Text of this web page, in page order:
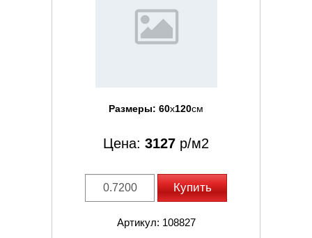
Размеры: 60x120см
Цена: 3127 р/м2
Купить
Артикул: 108827